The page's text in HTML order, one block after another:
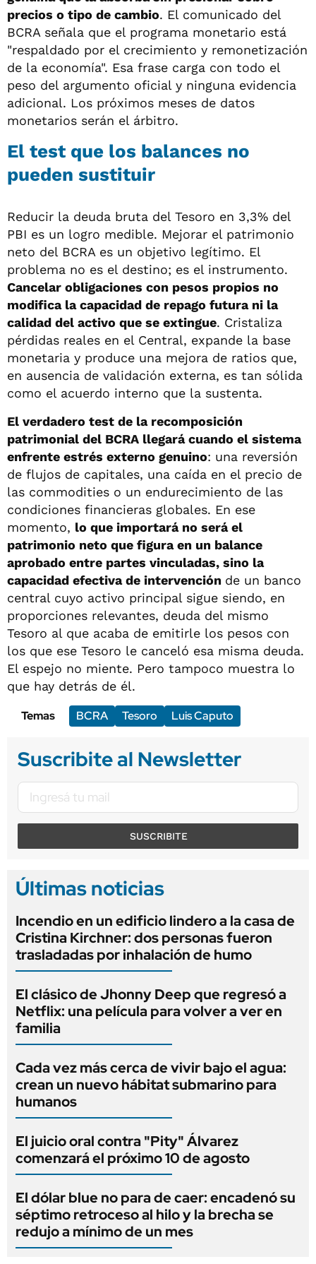
precios o tipo de cambio. El comunicado del
BCRA señala que el programa monetario está
"respaldado por el crecimiento y remonetización
de la economía". Esa frase carga con todo el
peso del argumento oficial y ninguna evidencia
adicional. Los próximos meses de datos
monetarios serán el árbitro.
El test que los balances no
pueden sustituir
Reducir la deuda bruta del Tesoro en 3,3% del
PBI es un logro medible. Mejorar el patrimonio
neto del BCRA es un objetivo legítimo. El
problema no es el destino; es el instrumento.
Cancelar obligaciones con pesos propios no
modifica la capacidad de repago futura ni la
calidad del activo que se extingue. Cristaliza
pérdidas reales en el Central, expande la base
monetaria y produce una mejora de ratios que,
en ausencia de validación externa, es tan sólida
como el acuerdo interno que la sustenta.
El verdadero test de la recomposición
patrimonial del BCRA llegará cuando el sistema
enfrente estrés externo genuino: una reversión
de flujos de capitales, una caída en el precio de
las commodities o un endurecimiento de las
condiciones financieras globales. En ese
momento, lo que importará no será el
patrimonio neto que figura en un balance
aprobado entre partes vinculadas, sino la
capacidad efectiva de intervención de un banco
central cuyo activo principal sigue siendo, en
proporciones relevantes, deuda del mismo
Tesoro al que acaba de emitirle los pesos con
los que ese Tesoro le canceló esa misma deuda.
El espejo no miente. Pero tampoco muestra lo
que hay detrás de él.
Temas
BCRA Tesoro Luis Caputo
Suscribite al Newsletter
SUSCRIBITE
Últimas noticias
Incendio en un edificio lindero a la casa de
Cristina Kirchner: dos personas fueron
trasladadas por inhalación de humo
El clásico de Jhonny Deep que regresó a
Netflix: una película para volver a ver en
familia
Cada vez más cerca de vivir bajo el agua:
crean un nuevo hábitat submarino para
humanos
El juicio oral contra "Pity" Álvarez
comenzará el próximo 10 de agosto
El dólar blue no para de caer: encadenó su
séptimo retroceso al hilo y la brecha se
redujo a mínimo de un mes